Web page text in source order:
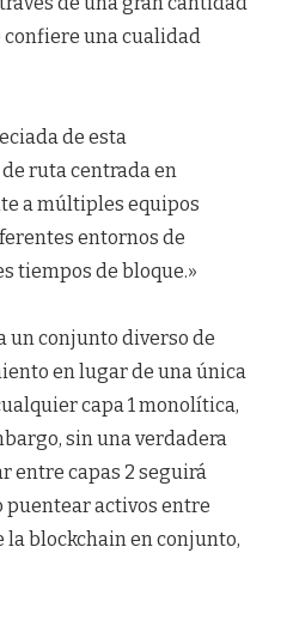
confiere una cualidad
de esta
ruta centrada en
a múltiples equipos
entornos de
tiempos de bloque.»
un conjunto diverso de
en lugar de una única
capa 1 monolítica,
sin una verdadera
entre capas 2 seguirá
puentear activos entre
blockchain en conjunto,